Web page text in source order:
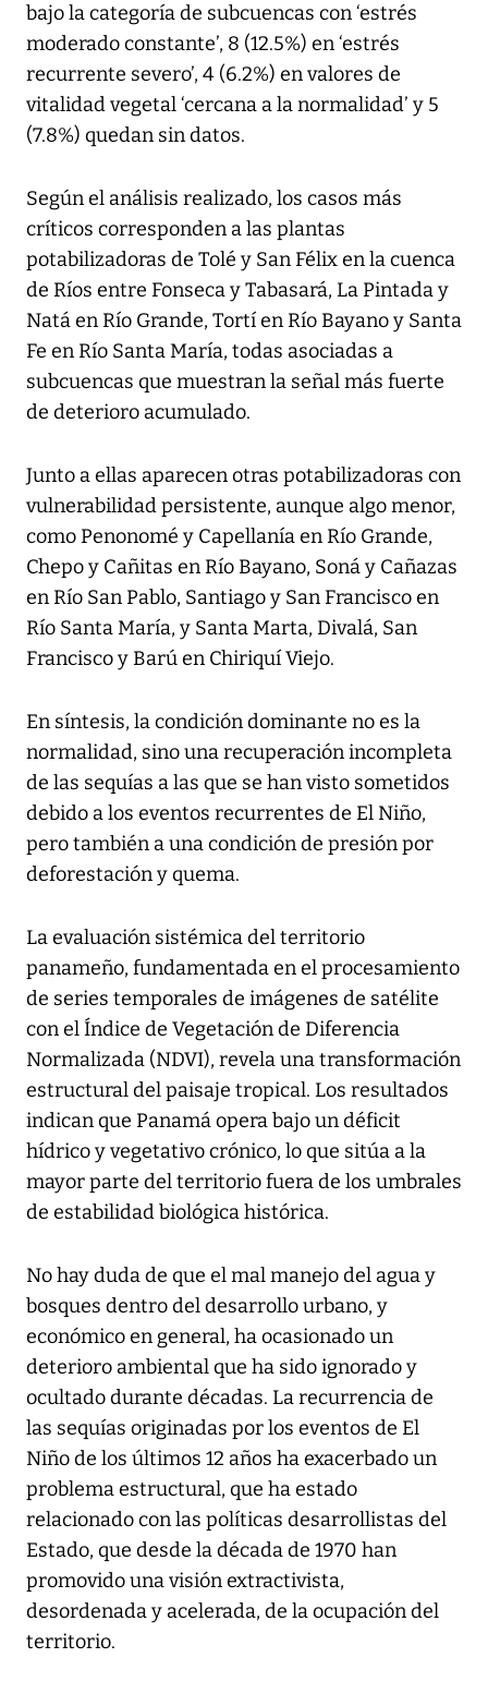
bajo la categoría de subcuencas con ‘estrés
moderado constante’, 8 (12.5%) en ‘estrés
recurrente severo’, 4 (6.2%) en valores de
vitalidad vegetal ‘cercana a la normalidad’ y 5
(7.8%) quedan sin datos.
Según el análisis realizado, los casos más
críticos corresponden a las plantas
potabilizadoras de Tolé y San Félix en la cuenca
de Ríos entre Fonseca y Tabasará, La Pintada y
Natá en Río Grande, Tortí en Río Bayano y Santa
Fe en Río Santa María, todas asociadas a
subcuencas que muestran la señal más fuerte
de deterioro acumulado.
Junto a ellas aparecen otras potabilizadoras con
vulnerabilidad persistente, aunque algo menor,
como Penonomé y Capellanía en Río Grande,
Chepo y Cañitas en Río Bayano, Soná y Cañazas
en Río San Pablo, Santiago y San Francisco en
Río Santa María, y Santa Marta, Divalá, San
Francisco y Barú en Chiriquí Viejo.
En síntesis, la condición dominante no es la
normalidad, sino una recuperación incompleta
de las sequías a las que se han visto sometidos
debido a los eventos recurrentes de El Niño,
pero también a una condición de presión por
deforestación y quema.
La evaluación sistémica del territorio
panameño, fundamentada en el procesamiento
de series temporales de imágenes de satélite
con el Índice de Vegetación de Diferencia
Normalizada (NDVI), revela una transformación
estructural del paisaje tropical. Los resultados
indican que Panamá opera bajo un déficit
hídrico y vegetativo crónico, lo que sitúa a la
mayor parte del territorio fuera de los umbrales
de estabilidad biológica histórica.
No hay duda de que el mal manejo del agua y
bosques dentro del desarrollo urbano, y
económico en general, ha ocasionado un
deterioro ambiental que ha sido ignorado y
ocultado durante décadas. La recurrencia de
las sequías originadas por los eventos de El
Niño de los últimos 12 años ha exacerbado un
problema estructural, que ha estado
relacionado con las políticas desarrollistas del
Estado, que desde la década de 1970 han
promovido una visión extractivista,
desordenada y acelerada, de la ocupación del
territorio.